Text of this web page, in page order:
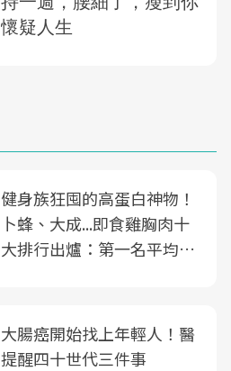
健身族狂囤的高蛋白神物！
卜蜂、大成...即食雞胸肉十
大排行出爐：第一名平均一
大腸癌開始找上年輕人！醫
提醒四十世代三件事